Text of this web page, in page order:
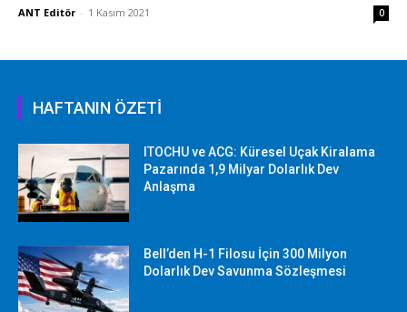
ANT Editör - 1 Kasım 2021 0
HAFTANIN ÖZETİ
ITOCHU ve ACG: Küresel Uçak Kiralama
Pazarında 1,9 Milyar Dolarlık Dev
Anlaşma
Bell’den H-1 Filosu İçin 300 Milyon
Dolarlık Dev Savunma Sözleşmesi